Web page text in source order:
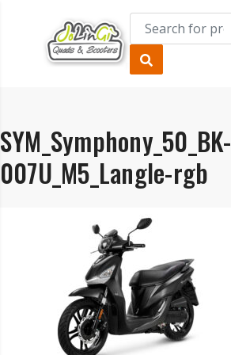
SYM_Symphony_50_BK-
007U_M5_Langle-rgb